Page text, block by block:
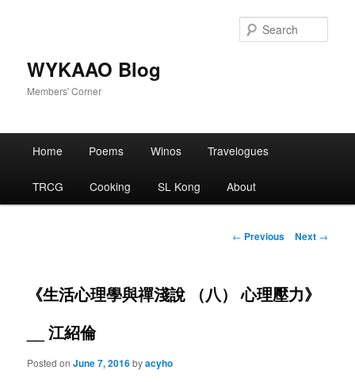
WYKAAO Blog
Members' Corner
Home Poems Winos Travelogues
TRCG Cooking SL Kong About
Post
← Previous Next →
《生活心理學與禪淺說 （八） 心理壓力》
__ 江紹倫
Posted onJune 7, 2016byacyho